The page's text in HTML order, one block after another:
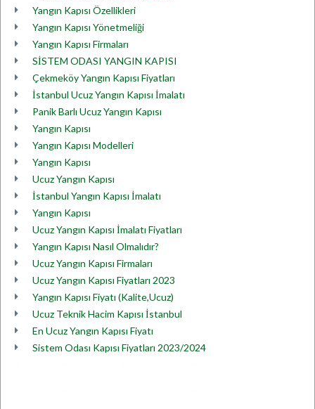
Yangın Kapısı Özellikleri
Yangın Kapısı Yönetmeliği
Yangın Kapısı Firmaları
SİSTEM ODASI YANGIN KAPISI
Çekmeköy Yangın Kapısı Fiyatları
İstanbul Ucuz Yangın Kapısı İmalatı
Panik Barlı Ucuz Yangın Kapısı
Yangın Kapısı
Yangın Kapısı Modelleri
Yangın Kapısı
Ucuz Yangın Kapısı
İstanbul Yangın Kapısı İmalatı
Yangın Kapısı
Ucuz Yangın Kapısı İmalatı Fiyatları
Yangın Kapısı Nasıl Olmalıdır?
Ucuz Yangın Kapısı Firmaları
Ucuz Yangın Kapısı Fiyatları 2023
Yangın Kapısı Fiyatı (Kalite,Ucuz)
Ucuz Teknik Hacim Kapısı İstanbul
En Ucuz Yangın Kapısı Fiyatı
Sistem Odası Kapısı Fiyatları 2023/2024